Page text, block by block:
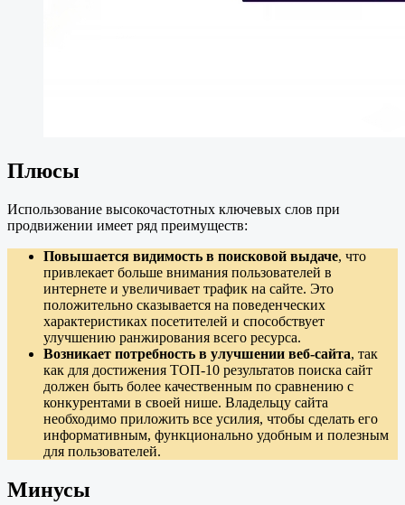
Плюсы
Использование высокочастотных ключевых слов при
продвижении имеет ряд преимуществ:
Повышается видимость в поисковой выдаче, что
привлекает больше внимания пользователей в
интернете и увеличивает трафик на сайте. Это
положительно сказывается на поведенческих
характеристиках посетителей и способствует
улучшению ранжирования всего ресурса.
Возникает потребность в улучшении веб-сайта, так
как для достижения ТОП-10 результатов поиска сайт
должен быть более качественным по сравнению с
конкурентами в своей нише. Владельцу сайта
необходимо приложить все усилия, чтобы сделать его
информативным, функционально удобным и полезным
для пользователей.
Минусы